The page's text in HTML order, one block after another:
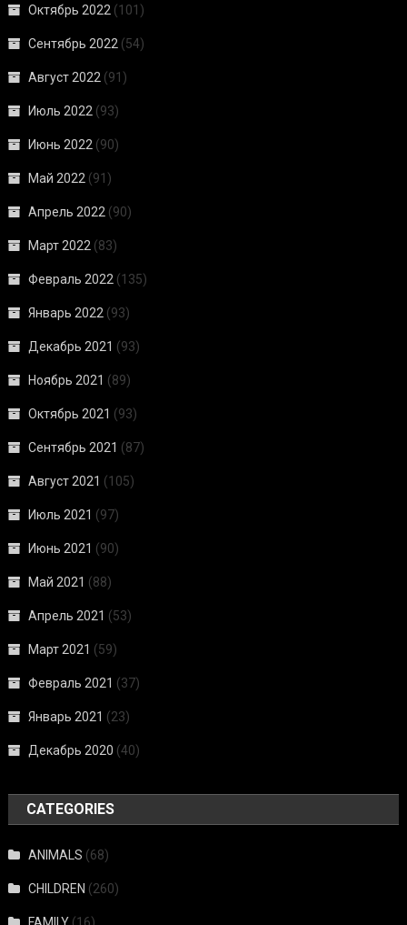
Октябрь 2022 (101)
Сентябрь 2022 (54)
Август 2022 (91)
Июль 2022 (93)
Июнь 2022 (90)
Май 2022 (91)
Апрель 2022 (90)
Март 2022 (83)
Февраль 2022 (135)
Январь 2022 (93)
Декабрь 2021 (93)
Ноябрь 2021 (89)
Октябрь 2021 (93)
Сентябрь 2021 (87)
Август 2021 (105)
Июль 2021 (97)
Июнь 2021 (90)
Май 2021 (88)
Апрель 2021 (53)
Март 2021 (59)
Февраль 2021 (37)
Январь 2021 (23)
Декабрь 2020 (40)
CATEGORIES
ANIMALS (68)
CHILDREN (260)